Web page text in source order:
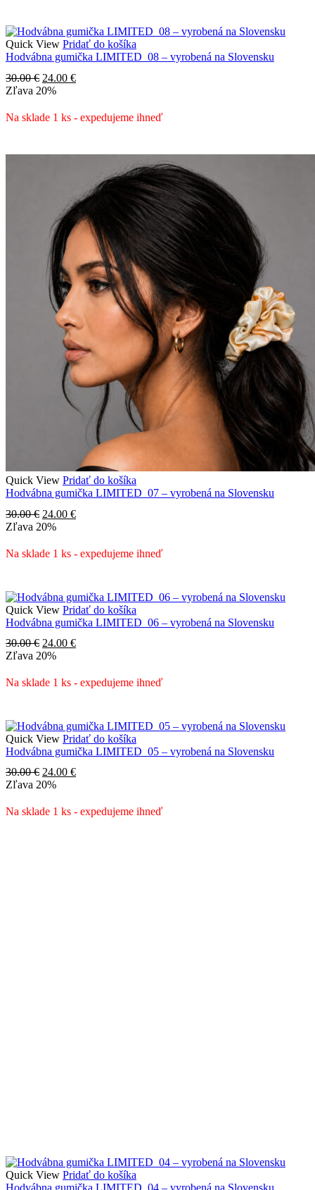
Quick View Pridať do košíka
Hodvábna gumička LIMITED_08 – vyrobená na Slovensku
30.00€ Pôvodná
cena
30.00 €.
24.00 €Aktuálna
24.00 €.
Zľava 20%
Na sklade 1 ks - expedujeme ihneď
Quick View Pridať do košíka
Hodvábna gumička LIMITED_07 – vyrobená na Slovensku
30.00€ Pôvodná
cena
30.00 €.
24.00 €Aktuálna
24.00 €.
Zľava 20%
Na sklade 1 ks - expedujeme ihneď
Quick View Pridať do košíka
Hodvábna gumička LIMITED_06 – vyrobená na Slovensku
30.00€ Pôvodná
cena
30.00 €.
24.00 €Aktuálna
24.00 €.
Zľava 20%
Na sklade 1 ks - expedujeme ihneď
Quick View Pridať do košíka
Hodvábna gumička LIMITED_05 – vyrobená na Slovensku
30.00€ Pôvodná
cena
30.00 €.
24.00 €Aktuálna
24.00 €.
Zľava 20%
Na sklade 1 ks - expedujeme ihneď
Quick View Pridať do košíka
Hodvábna gumička LIMITED_04 – vyrobená na Slovensku